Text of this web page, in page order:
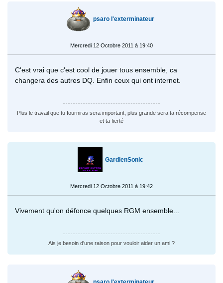
psaro l'exterminateur
Mercredi 12 Octobre 2011 à 19:40
C'est vrai que c'est cool de jouer tous ensemble, ca
changera des autres DQ. Enfin ceux qui ont internet.
Plus le travail que tu fourniras sera important, plus grande sera ta récompense
et ta fierté
GardienSonic
Mercredi 12 Octobre 2011 à 19:42
Vivement qu'on défonce quelques RGM ensemble...
Ais je besoin d'une raison pour vouloir aider un ami ?